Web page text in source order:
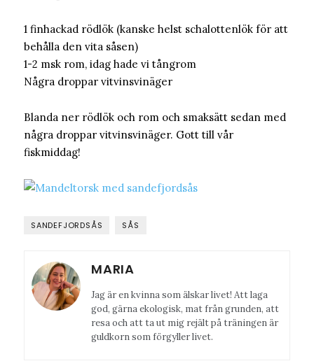
1 finhackad rödlök (kanske helst schalottenlök för att
behålla den vita såsen)
1-2 msk rom, idag hade vi tångrom
Några droppar vitvinsvinäger
Blanda ner rödlök och rom och smaksätt sedan med
några droppar vitvinsvinäger. Gott till vår
fiskmiddag!
SANDEFJORDSÅS SÅS
MARIA
Jag är en kvinna som älskar livet! Att laga
god, gärna ekologisk, mat från grunden, att
resa och att ta ut mig rejält på träningen är
guldkorn som förgyller livet.